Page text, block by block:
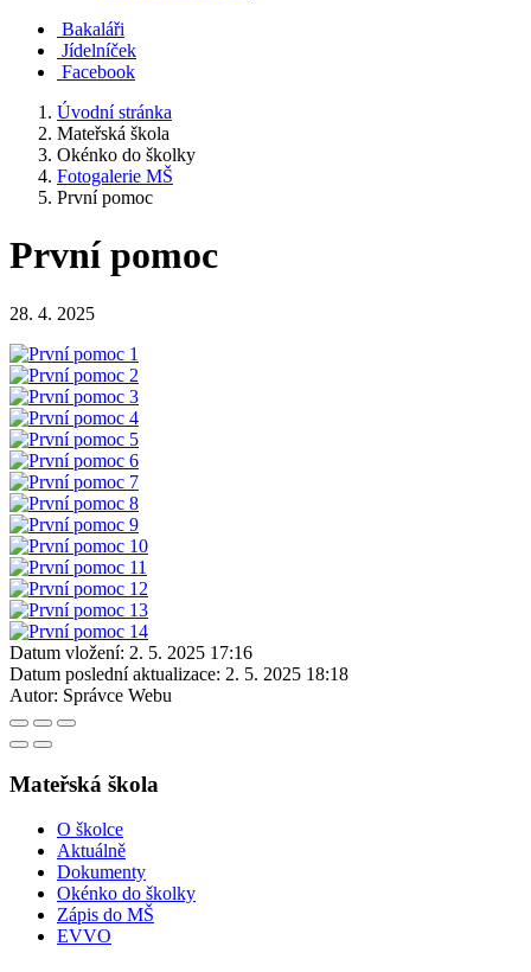
Bakaláři
Jídelníček
Facebook
Úvodní stránka
Mateřská škola
Okénko do školky
Fotogalerie MŠ
První pomoc
První pomoc
28. 4. 2025
Datum vložení: 2. 5. 2025 17:16
Datum poslední aktualizace: 2. 5. 2025 18:18
Autor: Správce Webu
Mateřská škola
O školce
Aktuálně
Dokumenty
Okénko do školky
Zápis do MŠ
EVVO